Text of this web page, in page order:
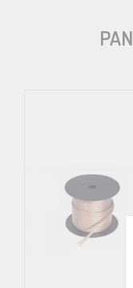
Conductor material
Oxygen free 5N Copper